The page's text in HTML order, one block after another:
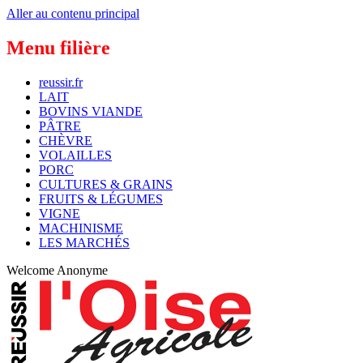
Aller au contenu principal
Menu filière
reussir.fr
LAIT
BOVINS VIANDE
PÂTRE
CHÈVRE
VOLAILLES
PORC
CULTURES & GRAINS
FRUITS & LÉGUMES
VIGNE
MACHINISME
LES MARCHÉS
Welcome Anonyme